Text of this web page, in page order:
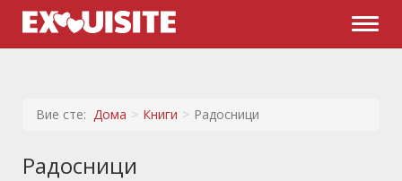
Вие сте: Дома Книги Радосници
Радосници